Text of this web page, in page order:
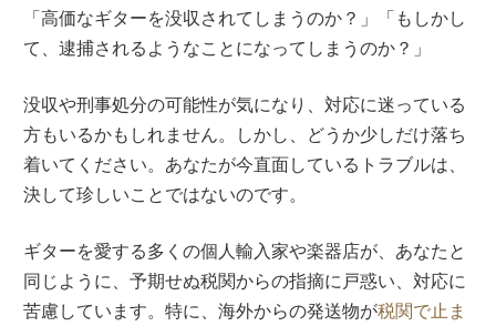
「高価なギターを没収されてしまうのか？」「もしかし
て、逮捕されるようなことになってしまうのか？」
没収や刑事処分の可能性が気になり、対応に迷っている
方もいるかもしれません。しかし、どうか少しだけ落ち
着いてください。あなたが今直面しているトラブルは、
決して珍しいことではないのです。
ギターを愛する多くの個人輸入家や楽器店が、あなたと
同じように、予期せぬ税関からの指摘に戸惑い、対応に
苦慮しています。特に、海外からの発送物が税関で止ま